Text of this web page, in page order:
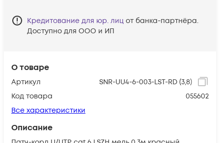
О товаре
Артикул
SNR-UU4-6-003-LST-RD (3,8)
Код товара
055602
Все характеристики
Описание
Кредитование для юр. лиц от банка-партнёра.
Доступно для ООО и ИП